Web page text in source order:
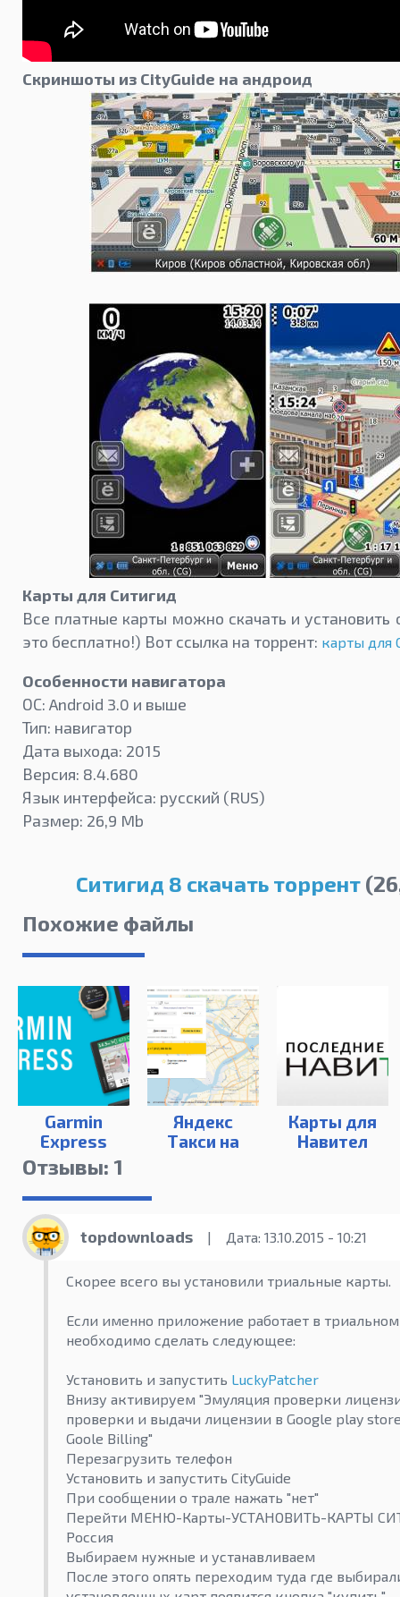
Скриншоты из CityGuide на андроид
Карты для Ситигид
Все платные карты можно скачать и установить
это бесплатно!) Вот ссылка на торрент: карты для
Особенности навигатора
ОС: Android 3.0 и выше
Тип: навигатор
Дата выхода: 2015
Версия: 8.4.680
Язык интерфейса: русский (RUS)
Размер: 26,9 Mb
Ситигид 8 скачать торрент
Похожие файлы
Garmin
Express
Яндекс
Такси на
Карты для
Навител
Отзывы: 1
topdownloads | Дата: 13.10.2015 - 10:21
Скорее всего вы установили триальные карты.
Если именно приложение работает в
необходимо сделать следующее:
Установить и запустить LuckyPatcher
Внизу активируем "Эмуляция проверки
проверки и выдачи лицензии в Google play
Goole Billing"
Перезагрузить телефон
Установить и запустить CityGuide
При сообщении о трале нажать "нет"
Перейти МЕНЮ-Карты-УСТАНОВИТЬ-КАРТЫ
Россия
Выбираем нужные и устанавливаем
После этого опять переходим туда где